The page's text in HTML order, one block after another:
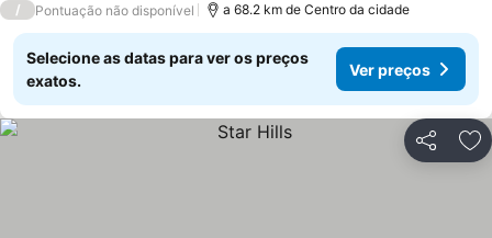
/ Pontuação não disponível a 68.2 km de Centro da cidade
Selecione as datas para ver os preços
exatos.
Ver preços
Partilhar